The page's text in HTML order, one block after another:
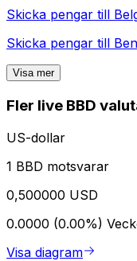
Skicka pengar till
Skicka pengar till
Visa mer
Fler live BBD
US-dollar
1 BBD motsvarar
0,500000 USD
0.0000 (0.00%)
Visa diagram